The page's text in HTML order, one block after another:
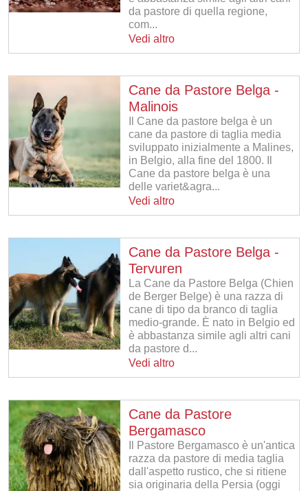
da pastore di quella regione,
com...
Vedi altro
Cane da Pastore Belga -
Malinois
Il Cane da pastore belga è un
cane da pastore di taglia media
sviluppato inizialmente a Malines,
in Belgio, alla fine del 1800. Il
Cane da pastore belga è una
delle variet&agra...
Vedi altro
Cane da Pastore Belga -
Tervuren
La Cane da Pastore Belga (Chien
de Berger Belge) è una razza di
cane di tipo da branco di taglia
medio-grande. È nato in Belgio ed
è abbastanza simile agli altri cani
da pastore d...
Vedi altro
Cane da Pastore
Bergamasco
Il Pastore Bergamasco è un'antica
razza da pastore di media taglia
dall'aspetto rustico, che si ritiene
sia originaria della Persia (oggi